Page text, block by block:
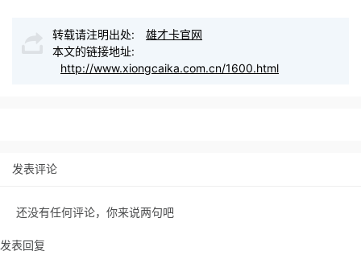
转载请注明出处:
雄才卡官网
本文的链接地址:
http://www.xiongcaika.com.cn/1600.html
发表评论
还没有任何评论，你来说两句吧
发表回复